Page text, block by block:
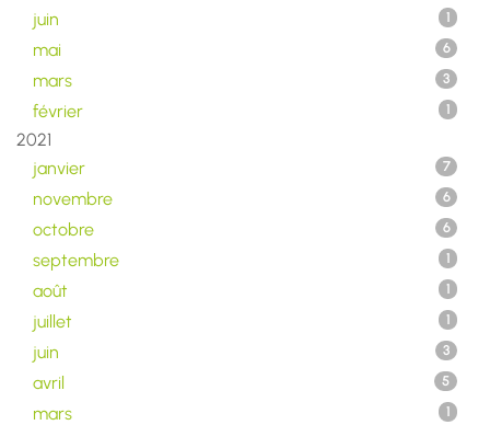
juin 1
mai 6
mars 3
février 1
2021
janvier
7
novembre 6
octobre 6
septembre 1
août 1
juillet 1
juin 3
avril 5
mars 1